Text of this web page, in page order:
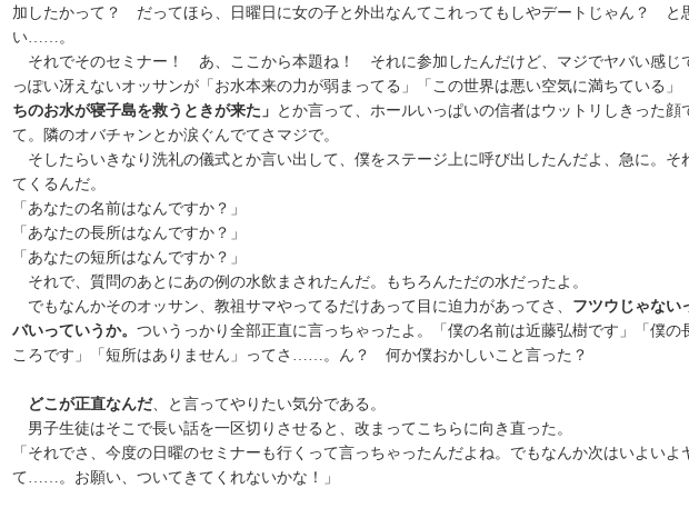
加したかって？ だってほら、日曜日に女の子と外出なんてこれってもしやデートじゃん？ と
い……。
それでそのセミナー！ あ、ここから本題ね！ それに参加したんだけど、マジでヤバい感じ
っぽい冴えないオッサンが「お水本来の力が弱まってる」「この世界は悪い空気に満ちている」
ちのお水が寝子島を救うときが来た」 とか言って、ホールいっぱいの信者はウットリしきった顔
て。隣のオバチャンとか涙ぐんでてさマジで。
そしたらいきなり洗礼の儀式とか言い出して、僕をステージ上に呼び出したんだよ、急に。そ
てくるんだ。
「あなたの名前はなんですか？」
「あなたの長所はなんですか？」
「あなたの短所はなんですか？」
それで、質問のあとにあの例の水飲まされたんだ。もちろんただの水だったよ。
でもなんかそのオッサン、教祖サマやってるだけあって目に迫力があってさ、 フツウじゃない
バいっていうか。 ついうっかり全部正直に言っちゃったよ。「僕の名前は近藤弘樹です」「僕の
ころです」「短所はありません」ってさ……。ん？ 何か僕おかしいこと言った？
どこが正直なんだ、と言ってやりたい気分である。
男子生徒はそこで長い話を一区切りさせると、改まってこちらに向き直った。
「それでさ、今度の日曜のセミナーも行くって言っちゃったんだよね。でもなんか次はいよいよ
て……。お願い、ついてきてくれないかな！」